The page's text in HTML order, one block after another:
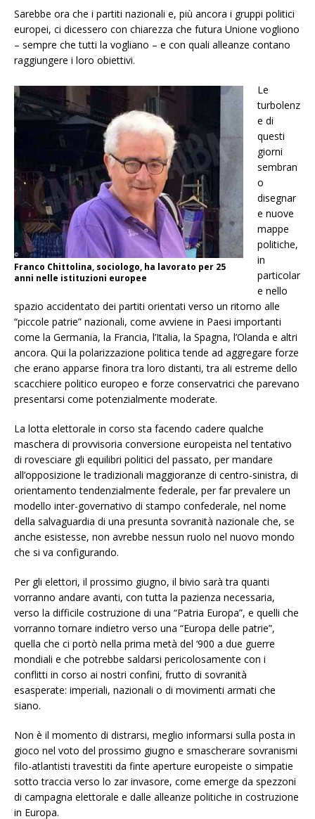
Sarebbe ora che i partiti nazionali e, più ancora i gruppi politici
europei, ci dicessero con chiarezza che futura Unione vogliono
– sempre che tutti la vogliano – e con quali alleanze contano
raggiungere i loro obiettivi.
Franco Chittolina, sociologo, ha lavorato per 25
anni nelle istituzioni europee
Le
turbolenz
e di
questi
giorni
sembran
o
disegnar
e nuove
mappe
politiche,
in
particolar
e nello
spazio accidentato dei partiti orientati verso un ritorno alle
“piccole patrie” nazionali, come avviene in Paesi importanti
come la Germania, la Francia, l’Italia, la Spagna, l’Olanda e altri
ancora. Qui la polarizzazione politica tende ad aggregare forze
che erano apparse finora tra loro distanti, tra ali estreme dello
scacchiere politico europeo e forze conservatrici che parevano
presentarsi come potenzialmente moderate.
La lotta elettorale in corso sta facendo cadere qualche
maschera di provvisoria conversione europeista nel tentativo
di rovesciare gli equilibri politici del passato, per mandare
all’opposizione le tradizionali maggioranze di centro-sinistra, di
orientamento tendenzialmente federale, per far prevalere un
modello inter-governativo di stampo confederale, nel nome
della salvaguardia di una presunta sovranità nazionale che, se
anche esistesse, non avrebbe nessun ruolo nel nuovo mondo
che si va configurando.
Per gli elettori, il prossimo giugno, il bivio sarà tra quanti
vorranno andare avanti, con tutta la pazienza necessaria,
verso la difficile costruzione di una “Patria Europa”, e quelli che
vorranno tornare indietro verso una “Europa delle patrie”,
quella che ci portò nella prima metà del ‘900 a due guerre
mondiali e che potrebbe saldarsi pericolosamente con i
conflitti in corso ai nostri confini, frutto di sovranità
esasperate: imperiali, nazionali o di movimenti armati che
siano.
Non è il momento di distrarsi, meglio informarsi sulla posta in
gioco nel voto del prossimo giugno e smascherare sovranismi
filo-atlantisti travestiti da finte aperture europeiste o simpatie
sotto traccia verso lo zar invasore, come emerge da spezzoni
di campagna elettorale e dalle alleanze politiche in costruzione
in Europa.